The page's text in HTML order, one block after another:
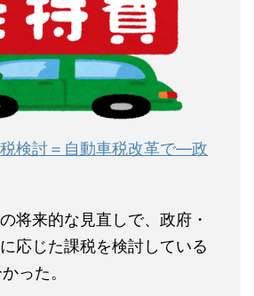
検討＝自動車税改革で―政
将来的な見直しで、政府・
応じた課税を検討している
った。